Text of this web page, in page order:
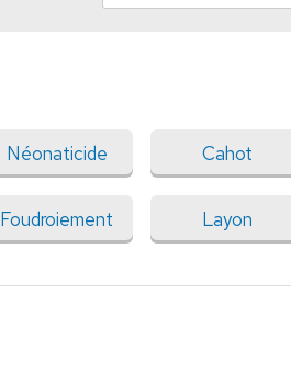
Néonaticide Cahot
Foudroiement Layon